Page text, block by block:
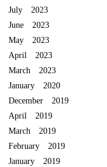
July 2023
June 2023
May 2023
April 2023
March 2023
January 2020
December 2019
April 2019
March 2019
February 2019
January 2019